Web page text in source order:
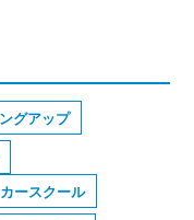
グアップ
ースクール